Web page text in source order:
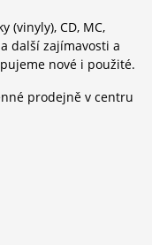
(vinyly), CD, MC,
další zajímavosti a
nové i použité.
prodejně v centru